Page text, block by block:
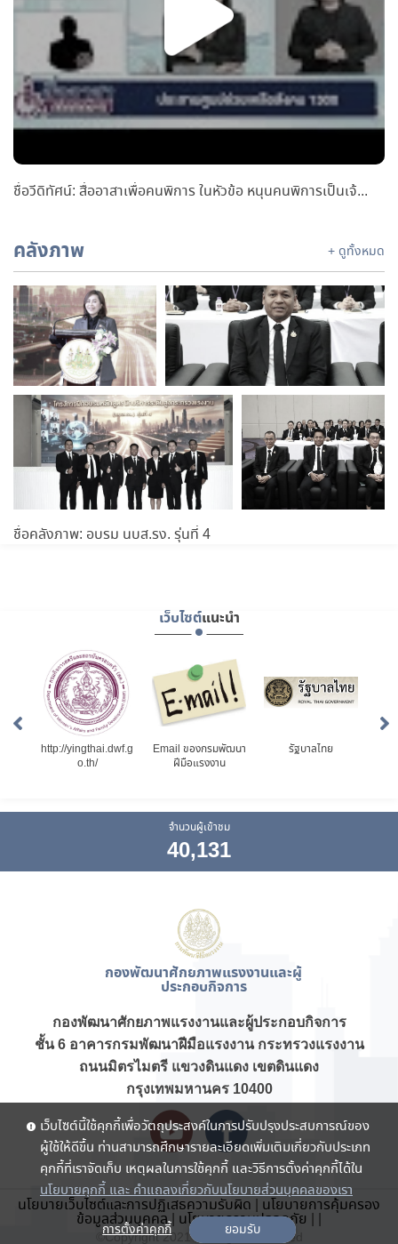
ชื่อวีดิทัศน์: สื่ออาสาเพื่อคนพิการ ในหัวข้อ หนุนคนพิการเป็นเจ้าของธุรกิจ สร้างโอกาสเศรษฐกิจอย่างเท่าเทียม
คลังภาพ + ดูทั้งหมด
ชื่อคลังภาพ: อบรม นบส.รง. รุ่นที่ 4
เว็บไซต์แนะนำ
http://yingthai.dwf.g
o.th/
Email ของกรมพัฒนา
ฝีมือแรงงาน
รัฐบาลไทย
จำนวนผู้เข้าชม
40,131
กองพัฒนาศักยภาพแรงงานและผู้
ประกอบกิจการ
กองพัฒนาศักยภาพแรงงานและผู้ประกอบกิจการ
ชั้น 6 อาคารกรมพัฒนาฝีมือแรงงาน กระทรวงแรงงาน
ถนนมิตรไมตรี แขวงดินแดง เขตดินแดง
กรุงเทพมหานคร 10400
นโยบายเว็บไซต์และการปฏิเสธความรับผิด | นโยบายการคุ้มครอง
ข้อมูลส่วนบุคคล| นโยบายความปลอดภัย | |
©Copyright 2021 . All rights reserved
เว็บไซต์นี้ใช้คุกกี้เพื่อวัตถุประสงค์ในการปรับปรุงประสบการณ์ของ
ผู้ใช้ให้ดีขึ้น ท่านสามารถศึกษารายละเอียดเพิ่มเติมเกี่ยวกับประเภท
คุกกี้ที่เราจัดเก็บ เหตุผลในการใช้คุกกี้ และวิธีการตั้งค่าคุกกี้ได้ใน
นโยบายคุกกี้ และ คำแถลงเกี่ยวกับนโยบายส่วนบุคคลของเรา
การตั้งค่าคุกกี้ ยอมรับ